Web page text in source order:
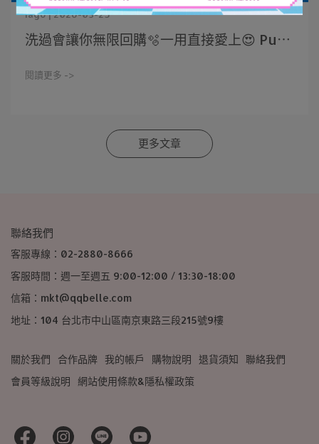
iago | 2026-03-25
洗過會讓你無限回購🫧一用直接愛上😍 Pu⋯
閱讀更多 ->
更多文章
聯絡我們
客服專線：02-2880-8666
客服時間：週一至週五 9:00-12:00 / 13:30-18:00
信箱：mkt@qqbelle.com
地址：104 台北市中山區南京東路三段215號9樓
關於我們 合作品牌 我的帳戶 購物說明 退貨須知
聯絡我們
會員等級說明
網站使用條款&隱私權政策